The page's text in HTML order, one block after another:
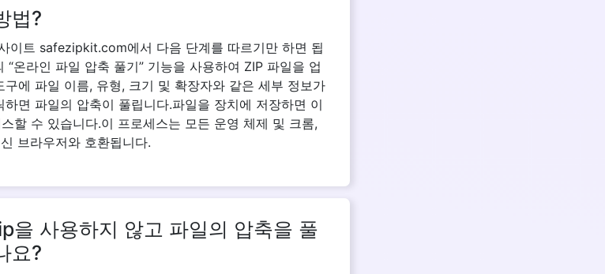
법?
이트 safezipkit.com에서 다음 단계를 따르기만 하면 됩
온라인 파일 압축 풀기” 기능을 사용하여 ZIP 파일을 업
구에 파일 이름, 유형, 크기 및 확장자와 같은 세부 정보가
면 파일의 압축이 풀립니다.파일을 장치에 저장하면 이
할 수 있습니다.이 프로세스는 모든 운영 체제 및 크롬,
브라우저와 호환됩니다.
을 사용하지 않고 파일의 압축을 풀
요?